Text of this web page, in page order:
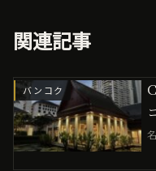
関連記事
バンコク